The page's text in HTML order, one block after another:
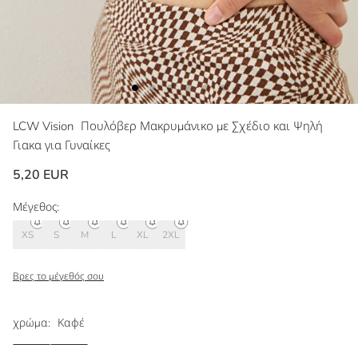
LCW Vision Πουλόβερ Μακρυμάνικο με Σχέδιο και Ψηλή
Γιακα για Γυναίκες
5,20 EUR
χρώμα: Καφέ
Μέγεθος:
XS S M L XL 2XL
Βρες το μέγεθός σου